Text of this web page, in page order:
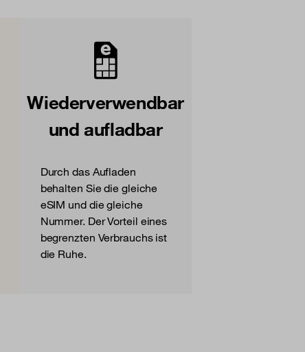
Wiederverwendbar
und aufladbar
Durch das Aufladen
behalten Sie die gleiche
eSIM und die gleiche
Nummer. Der Vorteil eines
begrenzten Verbrauchs ist
die Ruhe.